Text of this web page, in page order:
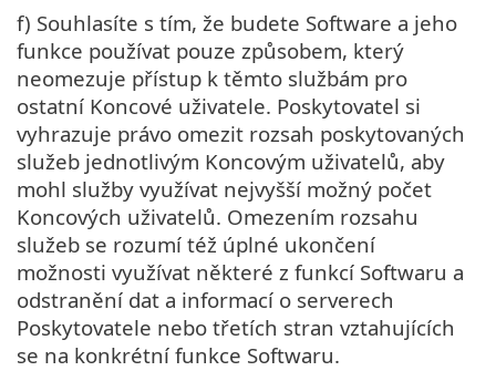
f) Souhlasíte s tím, že budete Software a jeho
funkce používat pouze způsobem, který
neomezuje přístup k těmto službám pro
ostatní Koncové uživatele. Poskytovatel si
vyhrazuje právo omezit rozsah poskytovaných
služeb jednotlivým Koncovým uživatelů, aby
mohl služby využívat nejvyšší možný počet
Koncových uživatelů. Omezením rozsahu
služeb se rozumí též úplné ukončení
možnosti využívat některé z funkcí Softwaru a
odstranění dat a informací o serverech
Poskytovatele nebo třetích stran vztahujících
se na konkrétní funkce Softwaru.